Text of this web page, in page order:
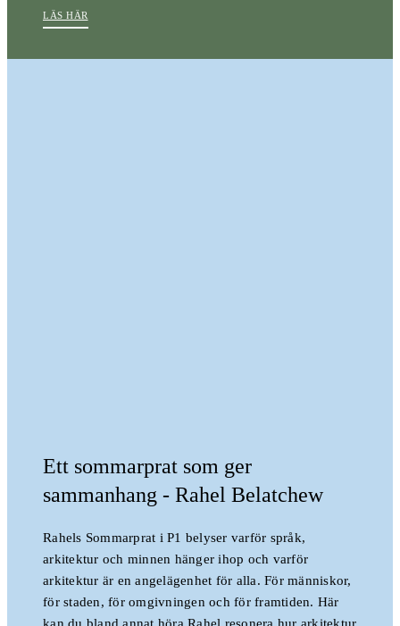
LÄS HÄR
Ett sommarprat som ger
sammanhang - Rahel Belatchew
Rahels Sommarprat i P1 belyser varför språk,
arkitektur och minnen hänger ihop och varför
arkitektur är en angelägenhet för alla. För människor,
för staden, för omgivningen och för framtiden. Här